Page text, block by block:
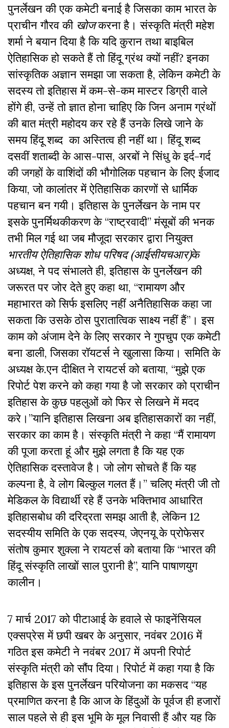
पुनर्लेखन की एक कमेटी बनाई है जिसका काम भारत के
प्राचीन गौरव की खोजकरना है। संस्कृति मंत्री महेश
शर्मा ने बयान दिया है कि यदि कुरान तथा बाइबिल
ऐतिहासिक हो सकते हैं तो हिंदू ग्रंथ क्यों नहीं? इनका
सांस्कृतिक अज्ञान समझा जा सकता है, लेकिन कमेटी के
सदस्य तो इतिहास में कम-से-कम मास्टर डिग्री वाले
होंगे ही, उन्हें तो ज्ञात होना चाहिए कि जिन अनाम ग्रंथों
की बात मंत्री महोदय कर रहे हैं उनके लिखे जाने के
समय हिंदू शब्द का अस्तित्व ही नहीं था। हिंदू शब्द
दसवीं शताब्दी के आस-पास, अरबों ने सिंधु के इर्द-गर्द
की जगहों के वाशिंदों की भौगोलिक पहचान के लिए ईजाद
किया, जो कालांतर में ऐतिहासिक कारणों से धार्मिक
पहचान बन गयी। इतिहास के पुनर्लेखन के नाम पर
इसके पुनर्मिथकीकरण के “राष्ट्रवादी” मंसूबों की भनक
तभी मिल गई था जब मौजूदा सरकार द्वारा नियुक्त
भारतीय ऐतिहासिक शोध परिषद (आईसीयचआर)के
अध्यक्ष, ने पद संभालते ही, इतिहास के पुनर्लेखन की
जरूरत पर जोर देते हुए कहा था, “रामायण और
महाभारत को सिर्फ इसलिए नहीं अनैतिहासिक कहा जा
सकता कि उसके ठोस पुरातात्विक साक्ष्य नहीं हैं”। इस
काम को अंजाम देने के लिए सरकार ने गुपचुप एक कमेटी
बना डाली, जिसका रॉयटर्स ने खुलासा किया। समिति के
अध्यक्ष के.एन दीक्षित ने रायटर्स को बताया, “मुझे एक
रिपोर्ट पेश करने को कहा गया है जो सरकार को प्राचीन
इतिहास के कुछ पहलुओं को फिर से लिखने में मदद
करे।”यानि इतिहास लिखना अब इतिहासकारों का नहीं,
सरकार का काम है। संस्कृति मंत्री ने कहा “मैं रामायण
की पूजा करता हूं और मुझे लगता है कि यह एक
ऐतिहासिक दस्तावेज है। जो लोग सोचते हैं कि यह
कल्पना है, वे लोग बिल्कुल गलत हैं।” चलिए मंत्री जी तो
मेडिकल के विद्यार्थी रहे हैं उनके भक्तिभाव आधारित
इतिहासबोध की दरिद्रता समझ आती है, लेकिन 12
सदस्यीय समिति के एक सदस्य, जेएनयू के प्रोफेसर
संतोष कुमार शुक्ला ने रायटर्स को बताया कि “भारत की
हिंदू संस्कृति लाखों साल पुरानी है”, यानि पाषाणयुग
कालीन।
7 मार्च 2017 को पीटाआई के हवाले से फाइनेंसियल
एक्सप्रेस में छपी खबर के अनुसार, नवंबर 2016 में
गठित इस कमेटी ने नवंबर 2017 में अपनी रिपोर्ट
संस्कृति मंत्री को सौंप दिया। रिपोर्ट में कहा गया है कि
इतिहास के इस पुनर्लेखन परियोजना का मकसद “यह
प्रमाणित करना है कि आज के हिंदुओं के पूर्वज ही हजारों
साल पहले से ही इस भूमि के मूल निवासी हैं और यह कि